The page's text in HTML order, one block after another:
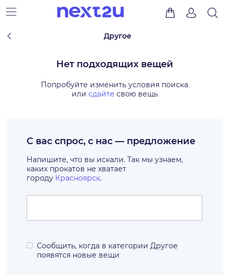
Другое
Нет подходящих вещей
Попробуйте изменить условия поиска
или сдайте свою вещь
С вас спрос, с нас — предложение
Напишите, что вы искали. Так мы узнаем,
каких прокатов не хватает
городу Красноярск.
Сообщить, когда в категории Другое
появятся новые вещи